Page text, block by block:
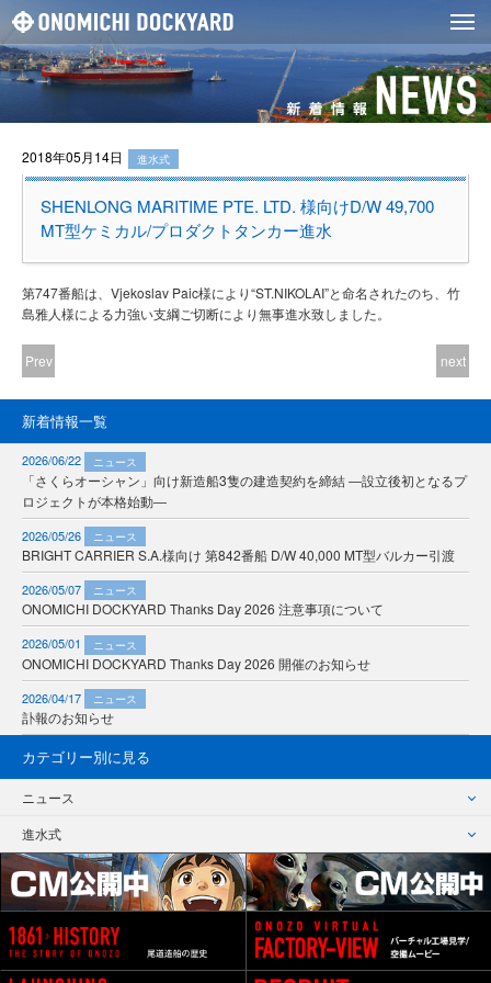
2018年05月14日 進水式
SHENLONG MARITIME PTE. LTD. 様向けD/W 49,700
MT型ケミカル/プロダクトタンカー進水
第747番船は、Vjekoslav Paic様により“ST.NIKOLAI”と命名されたのち、竹
島雅人様による力強い支綱ご切断により無事進水致しました。
Prev next
新着情報一覧
2026/06/22 ニュース
「さくらオーシャン」向け新造船3隻の建造契約を締結 ―設立後初となるプ
ロジェクトが本格始動―
2026/05/26 ニュース
BRIGHT CARRIER S.A.様向け 第842番船 D/W 40,000 MT型バルカー引渡
2026/05/07 ニュース
ONOMICHI DOCKYARD Thanks Day 2026 注意事項について
2026/05/01 ニュース
ONOMICHI DOCKYARD Thanks Day 2026 開催のお知らせ
2026/04/17 ニュース
訃報のお知らせ
カテゴリー別に見る
ニュース
進水式